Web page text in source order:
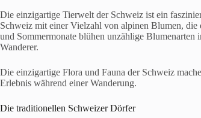
Die einzigartige Tierwelt der Schweiz ist ein
Schweiz mit einer Vielzahl von alpinen Blumen, die
und Sommermonate blühen unzählige
Wanderer.
Die einzigartige Flora und Fauna der Schweiz
Erlebnis während einer Wanderung.
Die traditionellen Schweizer Dörfer